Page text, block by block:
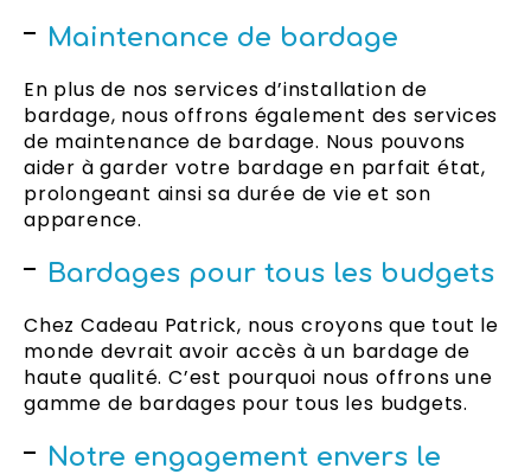
Maintenance de bardage
En plus de nos services d’installation de
bardage, nous offrons également des services
de maintenance de bardage. Nous pouvons
aider à garder votre bardage en parfait état,
prolongeant ainsi sa durée de vie et son
apparence.
Bardages pour tous les budgets
Chez Cadeau Patrick, nous croyons que tout le
monde devrait avoir accès à un bardage de
haute qualité. C’est pourquoi nous offrons une
gamme de bardages pour tous les budgets.
Notre engagement envers le